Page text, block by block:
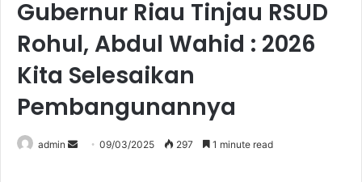
Gubernur Riau Tinjau RSUD
Rohul, Abdul Wahid : 2026
Kita Selesaikan
Pembangunannya
admin
Send09/03/2025 297 1 minute read